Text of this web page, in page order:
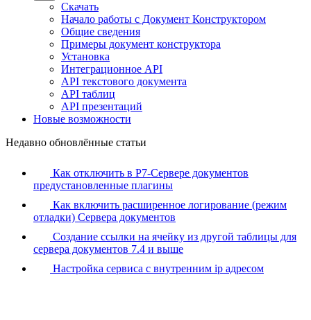
Скачать
Начало работы с Документ Конструктором
Общие сведения
Примеры документ конструктора
Установка
Интеграционное API
API текстового документа
API таблиц
API презентаций
Новые возможности
Недавно обновлённые статьи
Как отключить в Р7-Сервере документов
предустановленные плагины
Как включить расширенное логирование (режим
отладки) Сервера документов
Создание ссылки на ячейку из другой таблицы для
сервера документов 7.4 и выше
Настройка сервиса с внутренним ip адресом